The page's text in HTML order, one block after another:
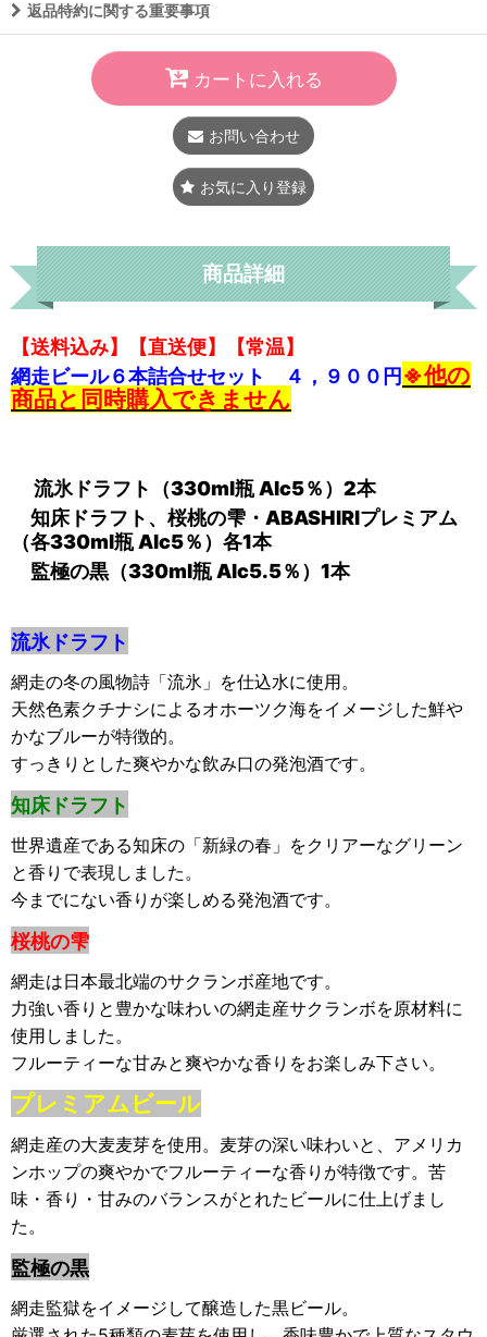
返品特約に関する重要事項
カートに入れる
お問い合わせ
お気に入り登録
商品詳細
【送料込み】【直送便】【常温】
網走ビール６本詰合せセット ４，９００円 ※他の
商品と同時購入できません
流氷ドラフト（330ml瓶 Alc5％）2本
知床ドラフト、桜桃の雫・ABASHIRIプレミアム
（各330ml瓶 Alc5％）各1本
監極の黒（330ml瓶 Alc5.5％）1本
流氷ドラフト
網走の冬の風物詩「流氷」を仕込水に使用。
天然色素クチナシによるオホーツク海をイメージした鮮や
かなブルーが特徴的。
すっきりとした爽やかな飲み口の発泡酒です。
知床ドラフト
世界遺産である知床の「新緑の春」をクリアーなグリーン
と香りで表現しました。
今までにない香りが楽しめる発泡酒です。
桜桃の雫
網走は日本最北端のサクランボ産地です。
力強い香りと豊かな味わいの網走産サクランボを原材料に
使用しました。
フルーティーな甘みと爽やかな香りをお楽しみ下さい。
プレミアムビール
網走産の大麦麦芽を使用。麦芽の深い味わいと、アメリカ
ンホップの爽やかでフルーティーな香りが特徴です。苦
味・香り・甘みのバランスがとれたビールに仕上げまし
た。
監極の黒
網走監獄をイメージして醸造した黒ビール。